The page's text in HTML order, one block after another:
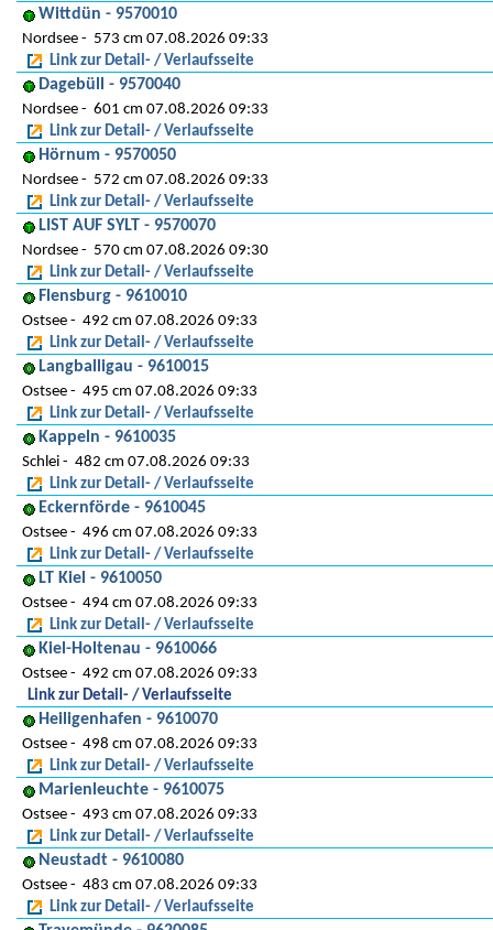
Wittdün - 9570010
Nordsee
573 cm 07.08.2026 09:33
Link zur Detail- / Verlaufsseite
Dagebüll - 9570040
Nordsee
601 cm 07.08.2026 09:33
Link zur Detail- / Verlaufsseite
Hörnum - 9570050
Nordsee
572 cm 07.08.2026 09:33
Link zur Detail- / Verlaufsseite
LIST AUF SYLT - 9570070
Nordsee
570 cm 07.08.2026 09:30
Link zur Detail- / Verlaufsseite
Flensburg - 9610010
Ostsee
492 cm 07.08.2026 09:33
Link zur Detail- / Verlaufsseite
Langballigau - 9610015
Ostsee
495 cm 07.08.2026 09:33
Link zur Detail- / Verlaufsseite
Kappeln - 9610035
Schlei
482 cm 07.08.2026 09:33
Link zur Detail- / Verlaufsseite
Eckernförde - 9610045
Ostsee
496 cm 07.08.2026 09:33
Link zur Detail- / Verlaufsseite
LT Kiel - 9610050
Ostsee
494 cm 07.08.2026 09:33
Link zur Detail- / Verlaufsseite
Kiel-Holtenau - 9610066
Ostsee
492 cm 07.08.2026 09:33
Link zur Detail- / Verlaufsseite
Heiligenhafen - 9610070
Ostsee
498 cm 07.08.2026 09:33
Link zur Detail- / Verlaufsseite
Marienleuchte - 9610075
Ostsee
493 cm 07.08.2026 09:33
Link zur Detail- / Verlaufsseite
Neustadt - 9610080
Ostsee
483 cm 07.08.2026 09:33
Link zur Detail- / Verlaufsseite